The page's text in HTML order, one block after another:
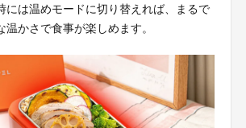
には温めモードに切り替えれば、まるで
温かさで食事が楽しめます。